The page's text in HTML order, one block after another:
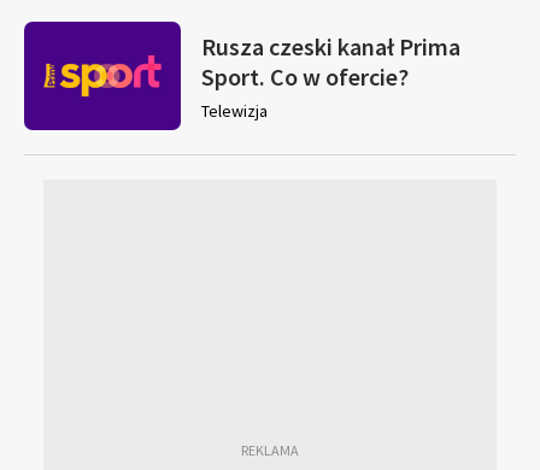
Rusza czeski kanał Prima
Sport. Co w ofercie?
Telewizja